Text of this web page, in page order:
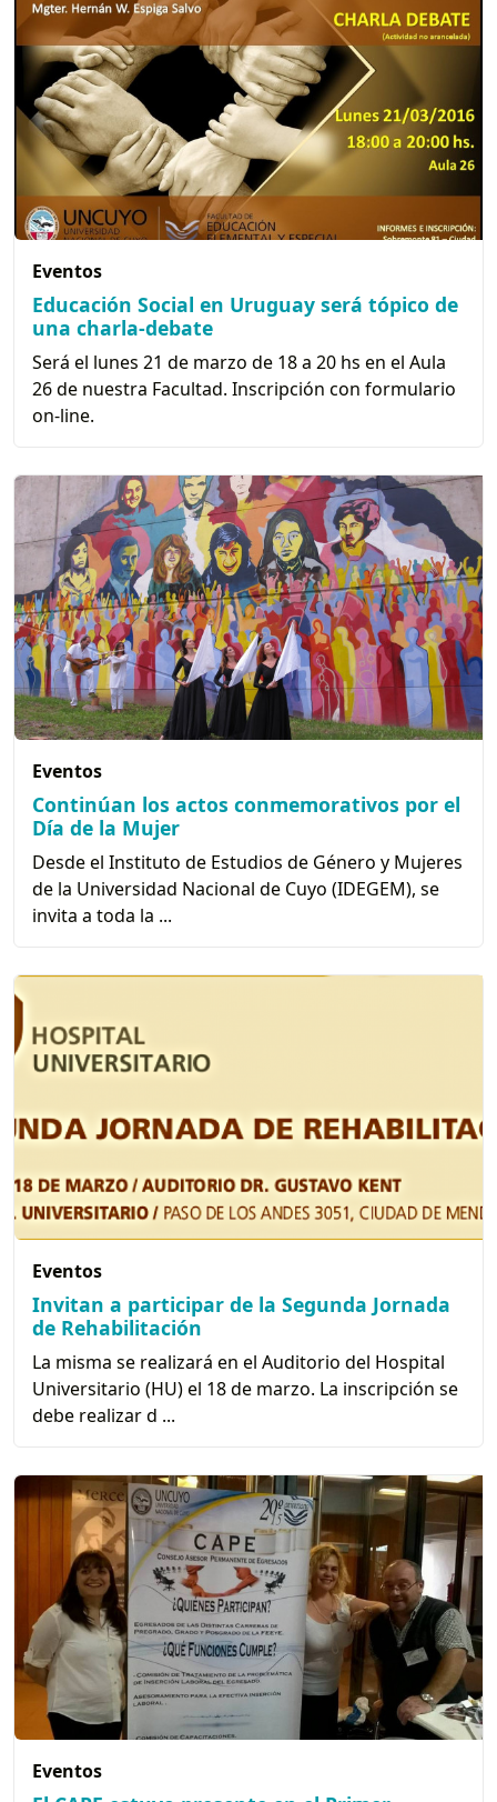
Eventos
Educación Social en Uruguay será tópico de
una charla-debate
Será el lunes 21 de marzo de 18 a 20 hs en el Aula
26 de nuestra Facultad. Inscripción con formulario
on-line.
Eventos
Continúan los actos conmemorativos por el
Día de la Mujer
Desde el Instituto de Estudios de Género y Mujeres
de la Universidad Nacional de Cuyo (IDEGEM), se
invita a toda la ...
Eventos
Invitan a participar de la Segunda Jornada
de Rehabilitación
La misma se realizará en el Auditorio del Hospital
Universitario (HU) el 18 de marzo. La inscripción se
debe realizar d ...
Eventos